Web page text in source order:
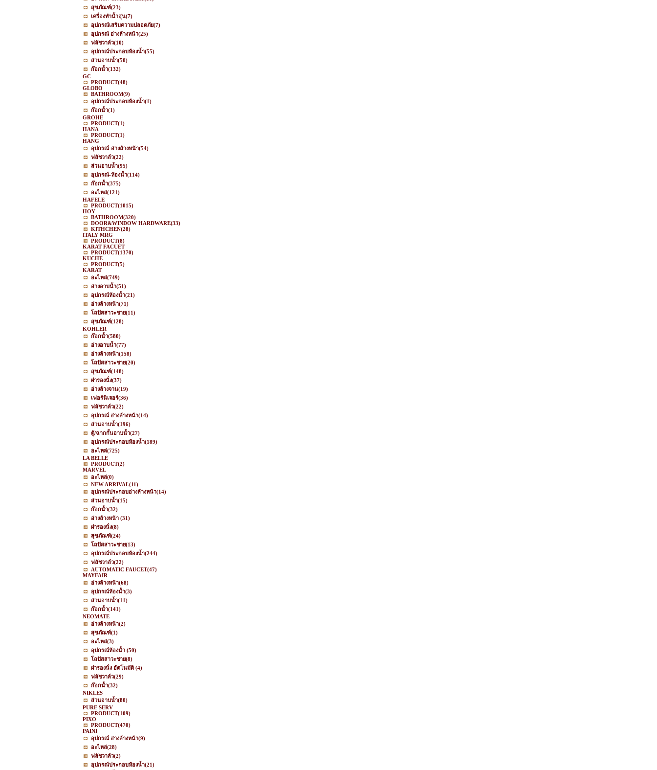
สุขภัณฑ์(23)
เครื่องทำน้ำอุ่น(7)
อุปกรณ์เสริมความปลอดภัย(7)
อุปกรณ์ อ่างล้างหน้า(25)
ฟลัชวาล์ว(10)
อุปกรณ์ประกอบห้องน้ำ(55)
ส่วนอาบน้ำ(50)
ก๊อกน้ำ(132)
GC
PRODUCT(48)
GLOBO
BATHROOM(9)
อุปกรณ์ประกอบห้องน้ำ(1)
ก๊อกน้ำ(1)
GROHE
PRODUCT(1)
HANA
PRODUCT(1)
HANG
อุปกรณ์-อ่างล้างหน้า(54)
ฟลัชวาล์ว(22)
ส่วนอาบน้ำ(95)
อุปกรณ์-ห้องน้ำ(114)
ก๊อกน้ำ(375)
อะไหล่(121)
HAFELE
PRODUCT(1015)
HOY
BATHROOM(320)
DOOR&WINDOW HARDWARE(33)
KITHCHEN(28)
ITALY MRG
PRODUCT(8)
KARAT FACUET
PRODUCT(1370)
KUCHE
PRODUCT(5)
KARAT
อะไหล่(749)
อ่างอาบน้ำ(51)
อุปกรณ์ห้องน้ำ(21)
อ่างล้างหน้า(71)
โถปัสสาวะชาย(11)
สุขภัณฑ์(128)
KOHLER
ก๊อกน้ำ(580)
อ่างอาบน้ำ(77)
อ่างล้างหน้า(158)
โถปัสสาวะชาย(20)
สุขภัณฑ์(148)
ฝารองนั่ง(37)
อ่างล้างจาน(19)
เฟอร์นิเจอร์(36)
ฟลัชวาล์ว(22)
อุปกรณ์ อ่างล้างหน้า(14)
ส่วนอาบน้ำ(196)
ตู้/ฉากกั้นอาบน้ำ(27)
อุปกรณ์ประกอบห้องน้ำ(189)
อะไหล่(725)
LA BELLE
PRODUCT(2)
MARVEL
อะไหล่(0)
NEW ARRIVAL(11)
อุปกรณ์ประกอบอ่างล้างหน้า(14)
ส่วนอาบน้ำ(15)
ก๊อกน้ำ(32)
อ่างล้างหน้า (31)
ฝารองนั่ง(8)
สุขภัณฑ์(24)
โถปัสสาวะชาย(13)
อุปกรณ์ประกอบห้องน้ำ(244)
ฟลัชวาล์ว(22)
AUTOMATIC FAUCET(47)
MAYFAIR
อ่างล้างหน้า(68)
อุปกรณ์ห้องน้ำ(3)
ส่วนอาบน้ำ(11)
ก๊อกน้ำ(141)
NEOMATE
อ่างล้างหน้า(2)
สุขภัณฑ์(1)
อะไหล่(3)
อุปกรณ์ห้องน้ำ (50)
โถปัสสาวะชาย(8)
ฝารองนั่ง อัตโนมัติ (4)
ฟลัชวาล์ว(29)
ก๊อกน้ำ(32)
NIKLES
ส่วนอาบน้ำ(80)
PURE SERV
PRODUCT(109)
PIXO
PRODUCT(470)
PAINI
อุปกรณ์ อ่างล้างหน้า(9)
อะไหล่(28)
ฟลัชวาล์ว(2)
อุปกรณ์ประกอบห้องน้ำ(21)